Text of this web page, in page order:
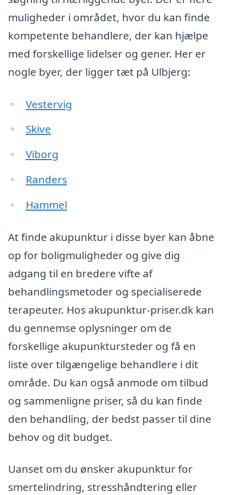
muligheder i området, hvor du kan finde
kompetente behandlere, der kan hjælpe
med forskellige lidelser og gener. Her er
nogle byer, der ligger tæt på Ulbjerg:
Vestervig
Skive
Viborg
Randers
Hammel
At finde akupunktur i disse byer kan åbne
op for boligmuligheder og give dig
adgang til en bredere vifte af
behandlingsmetoder og specialiserede
terapeuter. Hos akupunktur-priser.dk kan
du gennemse oplysninger om de
forskellige akupunktursteder og få en
liste over tilgængelige behandlere i dit
område. Du kan også anmode om tilbud
og sammenligne priser, så du kan finde
den behandling, der bedst passer til dine
behov og dit budget.
Uanset om du ønsker akupunktur for
smertelindring, stresshåndtering eller